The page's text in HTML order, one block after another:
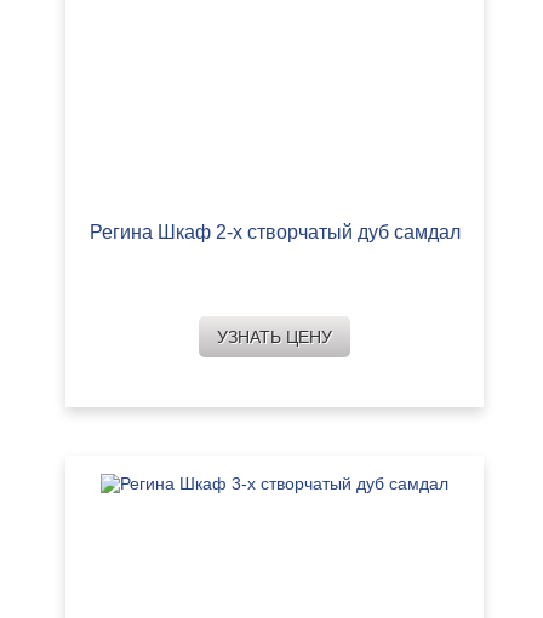
Регина Шкаф 2-х створчатый дуб самдал
УЗНАТЬ ЦЕНУ